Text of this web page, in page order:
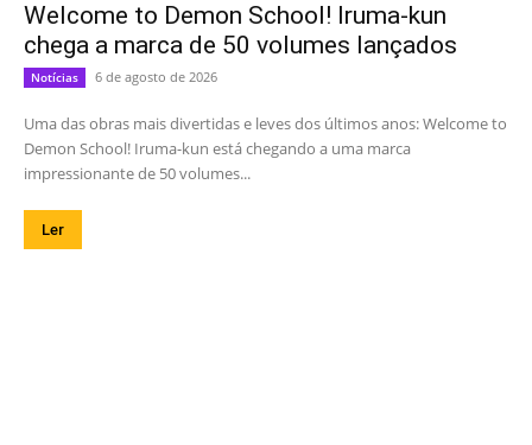
Welcome to Demon School! Iruma-kun
chega a marca de 50 volumes lançados
Notícias 6 de agosto de 2026
Uma das obras mais divertidas e leves dos últimos anos: Welcome to
Demon School! Iruma-kun está chegando a uma marca
impressionante de 50 volumes...
Ler